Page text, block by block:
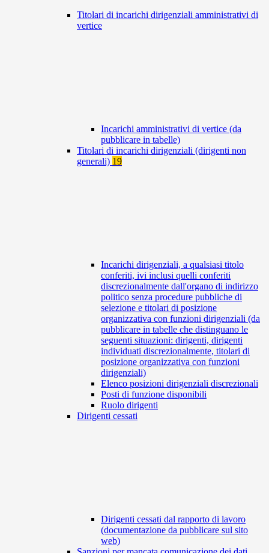
Titolari di incarichi dirigenziali amministrativi di
vertice
Incarichi amministrativi di vertice (da
pubblicare in tabelle)
Titolari di incarichi dirigenziali (dirigenti non
generali) 19
Incarichi dirigenziali, a qualsiasi titolo
conferiti, ivi inclusi quelli conferiti
discrezionalmente dall'organo di indirizzo
politico senza procedure pubbliche di
selezione e titolari di posizione
organizzativa con funzioni dirigenziali (da
pubblicare in tabelle che distinguano le
seguenti situazioni: dirigenti, dirigenti
individuati discrezionalmente, titolari di
posizione organizzativa con funzioni
dirigenziali)
Elenco posizioni dirigenziali discrezionali
Posti di funzione disponibili
Ruolo dirigenti
Dirigenti cessati
Dirigenti cessati dal rapporto di lavoro
(documentazione da pubblicare sul sito
web)